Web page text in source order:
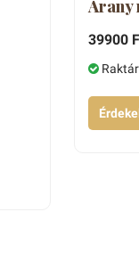
Arany
39900